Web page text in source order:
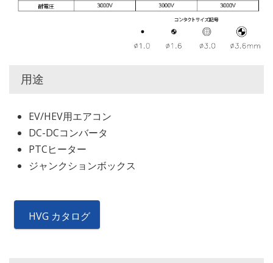
用途
EV/HEV用エアコン
DC-DCコンバータ
PTCヒーター
ジャンクションボックス
HVG カタログ